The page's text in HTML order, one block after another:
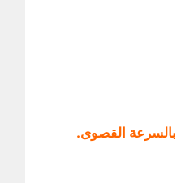
بالسرعة القصوى.